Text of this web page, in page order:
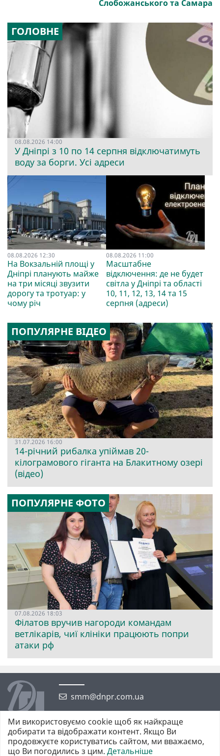
Слобожанського та Самара
ГОЛОВНЕ
08.08.2026 14:00
У Дніпрі з 10 по 14 серпня відключатимуть
воду за борги. Усі адреси
08.08.2026 12:30
На Вокзальній площі у
Дніпрі планують майже
на три місяці звузити
дорогу та тротуар: у
чому річ
08.08.2026 11:00
Масштабне
відключення: де не будет
світла у Дніпрі та області
10, 11, 12, 13, 14 та 15
серпня (адреси)
ПОПУЛЯРНЕ ВІДЕО
31.07.2026 16:00
14-річний рибалка упіймав 20-
кілограмового гіганта на Блакитному озері
(відео)
ПОПУЛЯРНЕ ФОТО
07.08.2026 18:03
Філатов вручив нагороди командам
ветлікарів, чиї клініки працюють попри
атаки рф
smm@dnpr.com.ua
Ми використовуємо cookie щоб як найкраще
добирати та відображати контент. Якщо Ви
продовжуєте користуватись сайтом, ми вважаємо,
що Ви погодились з цим. Детальніше